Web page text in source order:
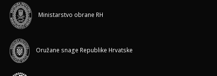
Ministarstvo obrane RH
Oružane snage Republike Hrvatske